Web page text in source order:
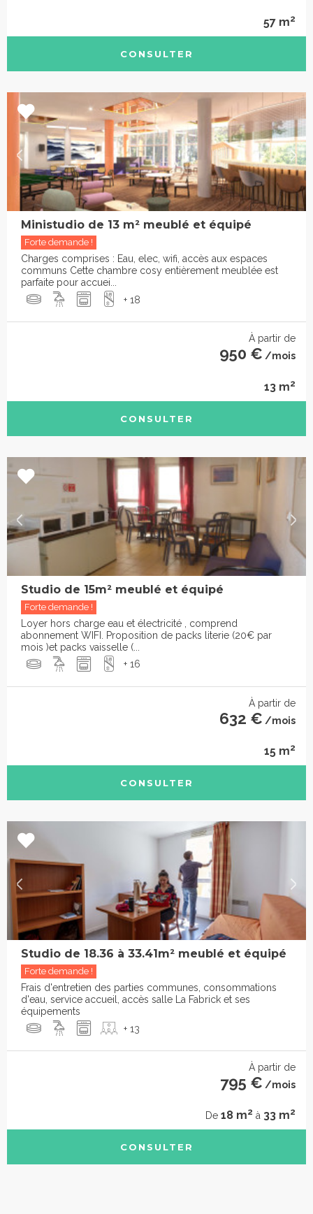
57 m2
CONSULTER
Ministudio de 13 m² meublé et équipé
Forte demande !
Charges comprises : Eau, elec, wifi, accès aux espaces
communs Cette chambre cosy entièrement meublée est
parfaite pour accuei...
+ 18
À partir de
950 € /mois
13 m2
CONSULTER
Studio de 15m² meublé et équipé
Forte demande !
Loyer hors charge eau et électricité , comprend
abonnement WIFI. Proposition de packs literie (20€ par
mois )et packs vaisselle (...
+ 16
À partir de
632 € /mois
15 m2
CONSULTER
Studio de 18.36 à 33.41m² meublé et équipé
Forte demande !
Frais d'entretien des parties communes, consommations
d'eau, service accueil, accès salle La Fabrick et ses
équipements
+ 13
À partir de
795 € /mois
De 18 m2 à 33 m2
CONSULTER